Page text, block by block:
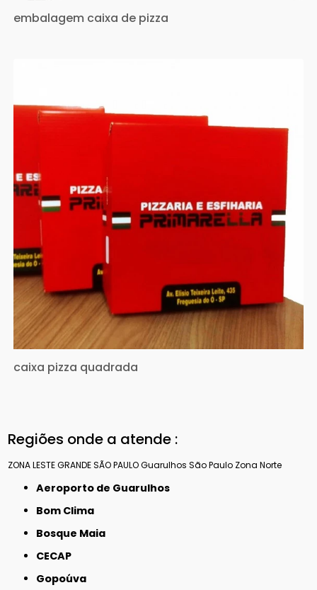
embalagem caixa de pizza
caixa pizza quadrada
Regiões onde a atende :
ZONA LESTEGRANDE SÃO PAULOGuarulhos São Paulo Zona Norte
Aeroporto de Guarulhos
Bom Clima
Bosque Maia
CECAP
Gopoúva